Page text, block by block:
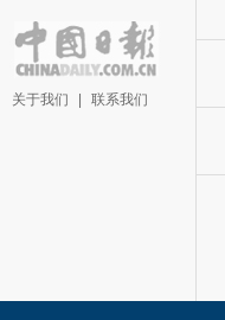
关于我们 联系我们